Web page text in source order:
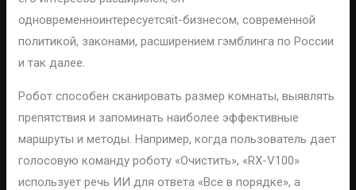
одновременноинтересуетсяit-бизнесом, современной
политикой, законами, расширением гэмблинга по России
и так далее.
Робот способен сканировать размер комнаты, выявлять
препятствия и запоминать наиболее эффективные
маршруты и методы. Например, когда пользователь дает
голосовую команду роботу «Очистить», «RX-V100»
использует речь ИИ для ответа «Все в порядке», а